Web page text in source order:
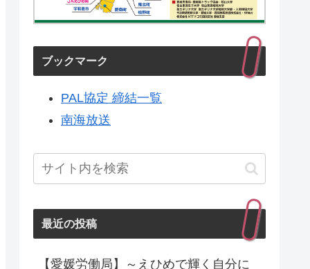
ブックマーク
PAL協定 締結一覧
南海放送
最近の投稿
【愛媛労働局】～えひめで輝く自分に